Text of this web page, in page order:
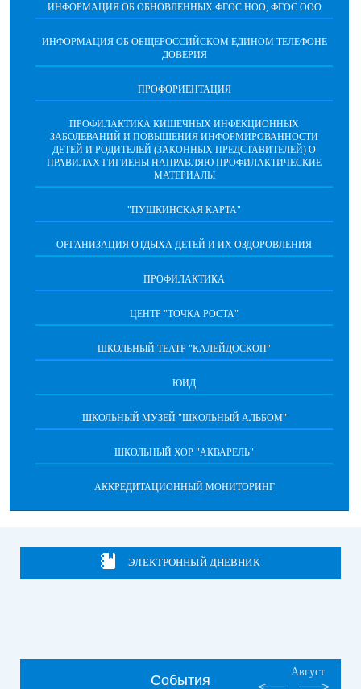
ИНФОРМАЦИЯ ОБ ОБНОВЛЕННЫХ ФГОС НОО, ФГОС ООО
ИНФОРМАЦИЯ ОБ ОБЩЕРОССИЙСКОМ ЕДИНОМ ТЕЛЕФОНЕ
ДОВЕРИЯ
ПРОФОРИЕНТАЦИЯ
ПРОФИЛАКТИКА КИШЕЧНЫХ ИНФЕКЦИОННЫХ
ЗАБОЛЕВАНИЙ И ПОВЫШЕНИЯ ИНФОРМИРОВАННОСТИ
ДЕТЕЙ И РОДИТЕЛЕЙ (ЗАКОННЫХ ПРЕДСТАВИТЕЛЕЙ) О
ПРАВИЛАХ ГИГИЕНЫ НАПРАВЛЯЮ ПРОФИЛАКТИЧЕСКИЕ
МАТЕРИАЛЫ
"ПУШКИНСКАЯ КАРТА"
ОРГАНИЗАЦИЯ ОТДЫХА ДЕТЕЙ И ИХ ОЗДОРОВЛЕНИЯ
ПРОФИЛАКТИКА
ЦЕНТР "ТОЧКА РОСТА"
ШКОЛЬНЫЙ ТЕАТР "КАЛЕЙДОСКОП"
ЮИД
ШКОЛЬНЫЙ МУЗЕЙ "ШКОЛЬНЫЙ АЛЬБОМ"
ШКОЛЬНЫЙ ХОР "АКВАРЕЛЬ"
АККРЕДИТАЦИОННЫЙ МОНИТОРИНГ
ЭЛЕКТРОННЫЙ ДНЕВНИК
События
Август